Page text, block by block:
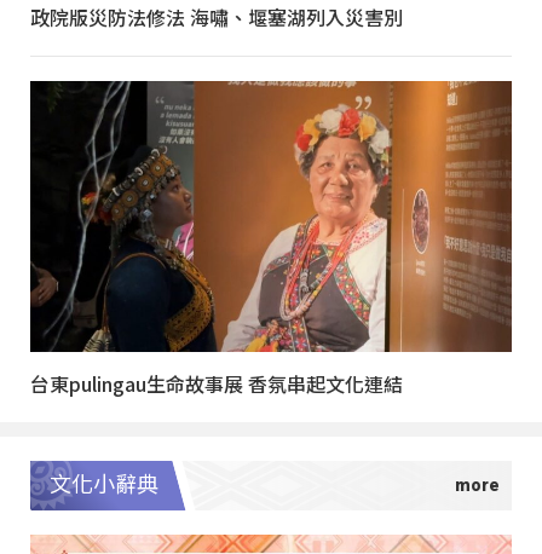
政院版災防法修法 海嘯、堰塞湖列入災害別
台東pulingau生命故事展 香氛串起文化連結
文化小辭典